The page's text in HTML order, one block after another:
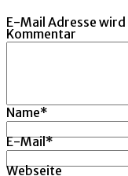
E-Mail Adresse
Kommentar
Name*
E-Mail*
Webseite